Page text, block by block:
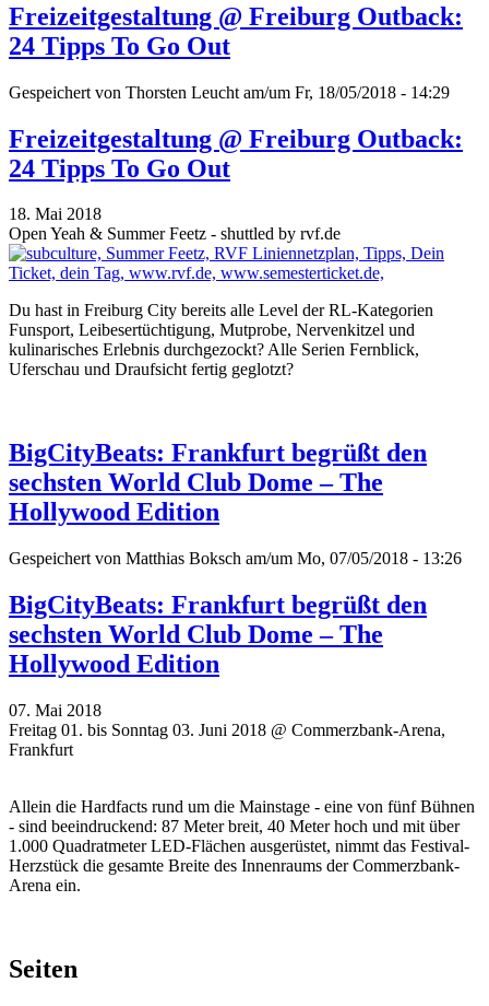
Freizeitgestaltung @ Freiburg Outback:
24 Tipps To Go Out
Gespeichert von Thorsten Leucht am/um Fr, 18/05/2018 - 14:29
Freizeitgestaltung @ Freiburg Outback:
24 Tipps To Go Out
18. Mai 2018
Open Yeah & Summer Feetz - shuttled by rvf.de
Du hast in Freiburg City bereits alle Level der RL-Kategorien
Funsport, Leibesertüchtigung, Mutprobe, Nervenkitzel und
kulinarisches Erlebnis durchgezockt? Alle Serien Fernblick,
Uferschau und Draufsicht fertig geglotzt?
BigCityBeats: Frankfurt begrüßt den
sechsten World Club Dome – The
Hollywood Edition
Gespeichert von Matthias Boksch am/um Mo, 07/05/2018 - 13:26
BigCityBeats: Frankfurt begrüßt den
sechsten World Club Dome – The
Hollywood Edition
07. Mai 2018
Freitag 01. bis Sonntag 03. Juni 2018 @ Commerzbank-Arena,
Frankfurt
Allein die Hardfacts rund um die Mainstage - eine von fünf Bühnen
- sind beeindruckend: 87 Meter breit, 40 Meter hoch und mit über
1.000 Quadratmeter LED-Flächen ausgerüstet, nimmt das Festival-
Herzstück die gesamte Breite des Innenraums der Commerzbank-
Arena ein.
Seiten